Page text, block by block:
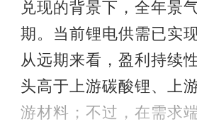
兑现的背景下，全年景
期。当前锂电供需已实
从远期来看，盈利持续
头高于上游碳酸锂、上
游材料；不过，在需求